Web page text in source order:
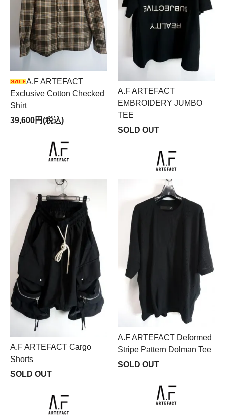
A.F ARTEFACT
Exclusive Cotton Checked
Shirt
39,600円(税込)
A.F ARTEFACT
EMBROIDERY JUMBO
TEE
SOLD OUT
A.F ARTEFACT Cargo
Shorts
SOLD OUT
A.F ARTEFACT Deformed
Stripe Pattern Dolman Tee
SOLD OUT